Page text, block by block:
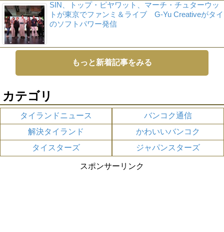
SIN、トップ・ピヤワット、マーチ・チュターウッ
トが東京でファンミ＆ライブ G-Yu Creativeがタイ
のソフトパワー発信
もっと新着記事をみる
カテゴリ
タイランドニュース
バンコク通信
解決タイランド
かわいいバンコク
タイスターズ
ジャパンスターズ
スポンサーリンク